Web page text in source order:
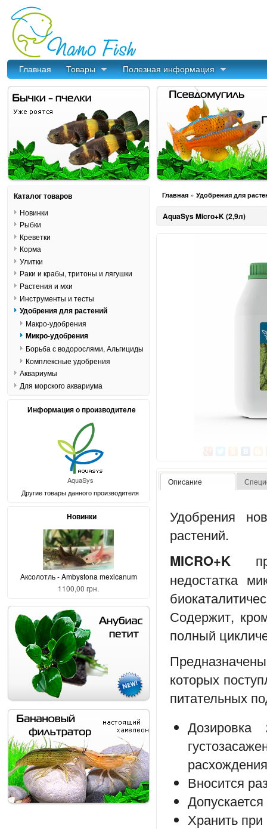
Главная Товары Полезная информация
Главная » Удобрения для
AquaSys Micro+K (2,9л)
Описание
Удобрения
растений.
MICRO+K
недостатка
Содержит,
полный
которых
питательных
Вносится
Хранить
Каталог товаров
Новинки
Рыбки
Креветки
Корма
Улитки
Раки и крабы, тритоны и лягушки
Растения и мхи
Инструменты и тесты
Удобрения для растений
Макро-удобрения
Микро-удобрения
Борьба с водорослями, Альгициды
Комплексные удобрения
Аквариумы
Для морского аквариума
Информация о производителе
AquaSys
Другие товары данного производителя
Новинки
Аксолотль - Ambystona mexicanum
1100,00 грн.